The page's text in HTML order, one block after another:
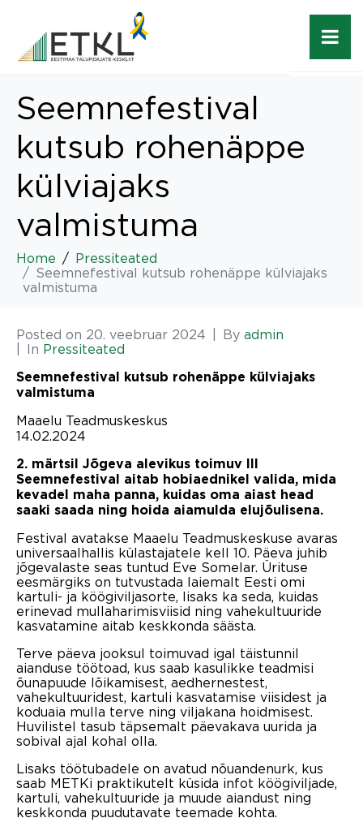
Seemnefestival
kutsub rohenäppe
külviajaks
valmistuma
Home
Pressiteated
Seemnefestival kutsub rohenäppe külviajaks
valmistuma
Posted on 20. veebruar 2024 By admin
In Pressiteated
Seemnefestival kutsub rohenäppe külviajaks
valmistuma
Maaelu Teadmuskeskus
14.02.2024
2. märtsil Jõgeva alevikus toimuv III
Seemnefestival aitab hobiaednikel valida, mida
kevadel maha panna, kuidas oma aiast head
saaki saada ning hoida aiamulda elujõulisena.
Festival avatakse Maaelu Teadmuskeskuse avaras
universaalhallis külastajatele kell 10. Päeva juhib
jõgevalaste seas tuntud Eve Somelar. Ürituse
eesmärgiks on tutvustada laiemalt Eesti omi
kartuli- ja köögiviljasorte, lisaks ka seda, kuidas
erinevad mullaharimisviisid ning vahekultuuride
kasvatamine aitab keskkonda säästa.
Terve päeva jooksul toimuvad igal täistunnil
aianduse töötoad, kus saab kasulikke teadmisi
õunapuude lõikamisest, aedhernestest,
vahekultuuridest, kartuli kasvatamise viisidest ja
koduaia mulla terve ning viljakana hoidmisest.
Huvilistel tasub täpsemalt päevakava uurida ja
sobival ajal kohal olla.
Lisaks töötubadele on avatud nõuandenurk, kus
saab METKi praktikutelt küsida infot köögiviljade,
kartuli, vahekultuuride ja muude aiandust ning
keskkonda puudutavate teemade kohta.